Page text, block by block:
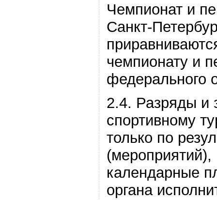
Чемпионат и
Санкт-
чемпионату и
федерального
2.4. Разряды и
спортивному
только по
календарные
органа